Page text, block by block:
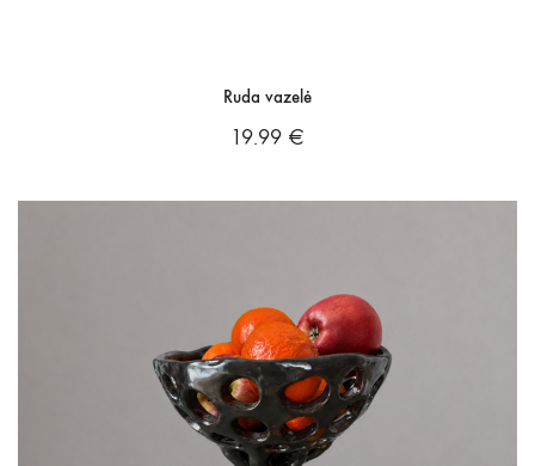
Ruda vazelė
19.99 €